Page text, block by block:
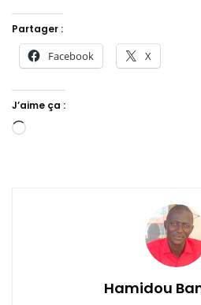
Partager :
Facebook X
J’aime ça :
Chargement…
Hamidou